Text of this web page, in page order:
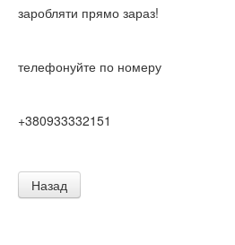
заробляти прямо зараз!
телефонуйте по номеру
+380933332151
Назад